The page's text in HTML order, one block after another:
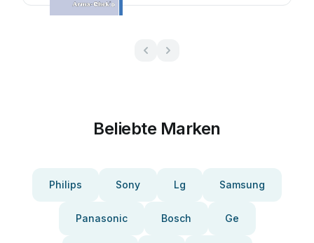
Beliebte Marken
Philips Sony Lg Samsung
Panasonic Bosch Ge